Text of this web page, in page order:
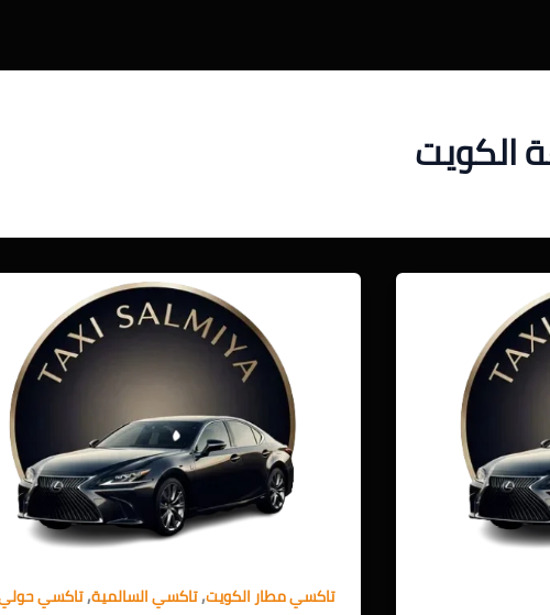
تاكسي مطار الكويت,تاكسي السالمية,تاكسي